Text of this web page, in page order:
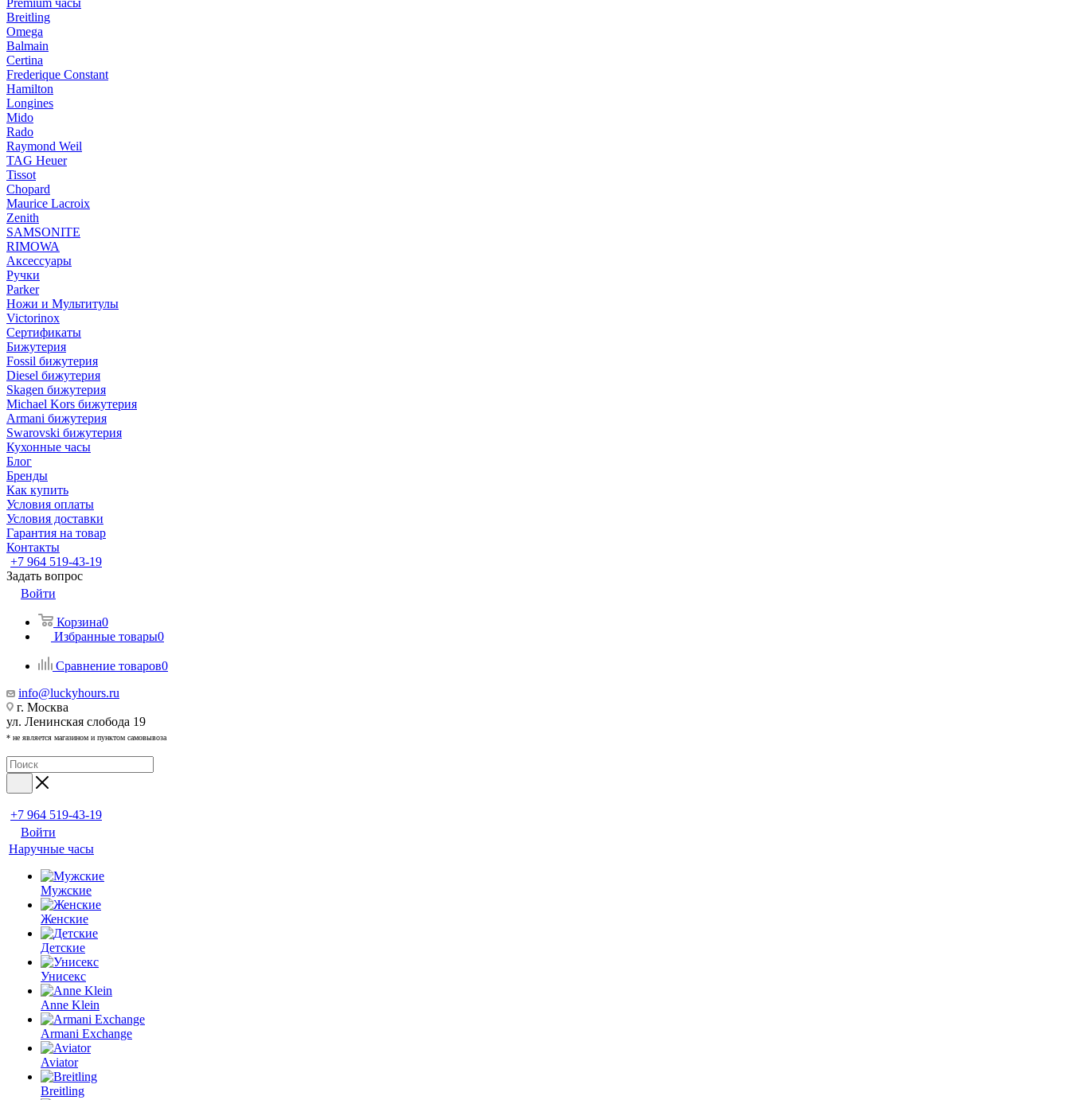
Premium часы
Breitling
Omega
Balmain
Certina
Frederique Constant
Hamilton
Longines
Mido
Rado
Raymond Weil
TAG Heuer
Tissot
Chopard
Maurice Lacroix
Zenith
SAMSONITE
RIMOWA
Аксессуары
Ручки
Parker
Ножи и Мультитулы
Victorinox
Сертификаты
Бижутерия
Fossil бижутерия
Diesel бижутерия
Skagen бижутерия
Michael Kors бижутерия
Armani бижутерия
Swarovski бижутерия
Кухонные часы
Блог
Бренды
Как купить
Условия оплаты
Условия доставки
Гарантия на товар
Контакты
+7 964 519-43-19
Задать вопрос
Войти
Корзина0
Избранные товары0
Сравнение товаров0
info@luckyhours.ru
г. Москва
ул. Ленинская слобода 19
* не является магазином и пунктом самовывоза
+7 964 519-43-19
Войти
Наручные часы
Мужские
Женские
Детские
Унисекс
Anne Klein
Armani Exchange
Aviator
Breitling